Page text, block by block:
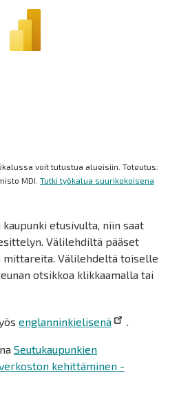
voit tutustua alueisiin. Toteutus:
MDI. Tutki työkalua suurikokoisena
etusivulta, niin saat
Välilehdiltä pääset
mittareita. Välilehdeltä toiselle
otsikkoa klikkaamalla tai
englanninkielisenä
Seutukaupunkien
kehittäminen -